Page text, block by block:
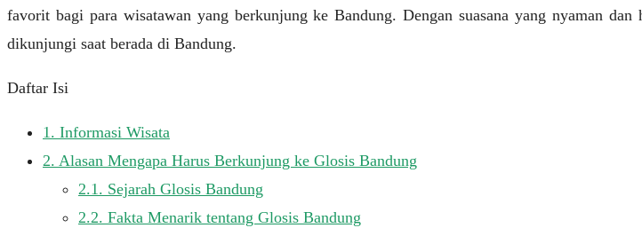
favorit bagi para wisatawan yang berkunjung ke Bandung. Dengan suasana yang nyaman
dikunjungi saat berada di Bandung.
Daftar Isi
1. Informasi Wisata
2. Alasan Mengapa Harus Berkunjung ke Glosis Bandung
2.1. Sejarah Glosis Bandung
2.2. Fakta Menarik tentang Glosis Bandung